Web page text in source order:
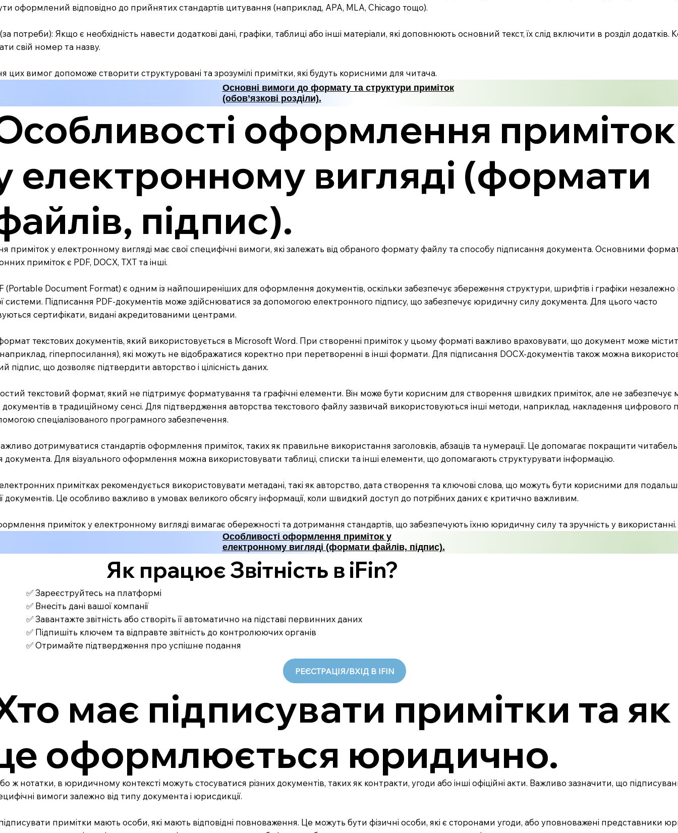
оформлений відповідно до прийнятих стандартів цитування (наприклад, APA, MLA, Chicago тощо).
потреби): Якщо є необхідність навести додаткові дані, графіки, таблиці або інші матеріали, які доповнюють основний текст, їх слід включити в розділ додатків.
свій номер та назву.
цих вимог допоможе створити структуровані та зрозумілі примітки, які будуть корисними для читача.
Основні вимоги до формату та структури приміток
(обов’язкові розділи).
оформлення приміток
електронному вигляді (формати
підпис).
приміток у електронному вигляді має свої специфічні вимоги, які залежать від обраного формату файлу та способу підписання документа. Основними
приміток є PDF, DOCX, TXT та інші.
(Portable Document Format) є одним із найпоширеніших для оформлення документів, оскільки забезпечує збереження структури, шрифтів і графіки незалежно
системи. Підписання PDF-документів може здійснюватися за допомогою електронного підпису, що забезпечує юридичну силу документа. Для цього часто
сертифікати, видані акредитованими центрами.
текстових документів, який використовується в Microsoft Word. При створенні приміток у цьому форматі важливо враховувати, що документ може
гіперпосилання), які можуть не відображатися коректно при перетворенні в інші формати. Для підписання DOCX-документів також можна
підпис, що дозволяє підтвердити авторство і цілісність даних.
текстовий формат, який не підтримує форматування та графічні елементи. Він може бути корисним для створення швидких приміток, але не забезпечує
в традиційному сенсі. Для підтвердження авторства текстового файлу зазвичай використовуються інші методи, наприклад, накладення цифрового
спеціалізованого програмного забезпечення.
дотримуватися стандартів оформлення приміток, таких як правильне використання заголовків, абзаців та нумерації. Це допомагає покращити
документа. Для візуального оформлення можна використовувати таблиці, списки та інші елементи, що допомагають структурувати інформацію.
примітках рекомендується використовувати метадані, такі як авторство, дата створення та ключові слова, що можуть бути корисними для
документів. Це особливо важливо в умовах великого обсягу інформації, коли швидкий доступ до потрібних даних є критично важливим.
приміток у електронному вигляді вимагає обережності та дотримання стандартів, що забезпечують їхню юридичну силу та зручність у використанні.
Особливості оформлення приміток у
електронному вигляді (формати файлів, підпис).
Як працює Звітність в iFin?
✅ Зареєструйтесь на платформі
✅ Внесіть дані вашої компанії
✅ Завантажте звітність або створіть її автоматично на підставі первинних даних
✅ Підпишіть ключем та відправте звітність до контролюючих органів
✅ Отримайте підтвердження про успішне подання
РЕЄСТРАЦІЯ/ВХІД В IFIN
має підписувати примітки та як
оформлюється юридично.
ж нотатки, в юридичному контексті можуть стосуватися різних документів, таких як контракти, угоди або інші офіційні акти. Важливо зазначити, що
вимоги залежно від типу документа і юрисдикції.
примітки мають особи, які мають відповідні повноваження. Це можуть бути фізичні особи, які є сторонами угоди, або уповноважені представники